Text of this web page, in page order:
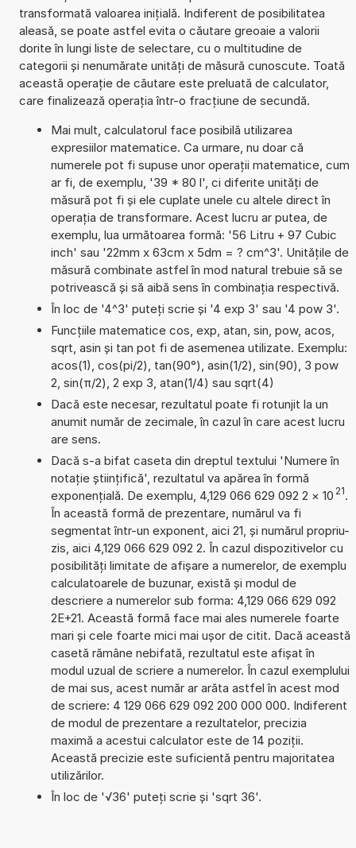
transformată valoarea inițială. Indiferent de posibilitatea
aleasă, se poate astfel evita o căutare greoaie a valorii
dorite în lungi liste de selectare, cu o multitudine de
categorii și nenumărate unități de măsură cunoscute. Toată
această operație de căutare este preluată de calculator,
care finalizează operația într-o fracțiune de secundă.
Mai mult, calculatorul face posibilă utilizarea
expresiilor matematice. Ca urmare, nu doar că
numerele pot fi supuse unor operații matematice, cum
ar fi, de exemplu, '39 * 80 l', ci diferite unități de
măsură pot fi și ele cuplate unele cu altele direct în
operația de transformare. Acest lucru ar putea, de
exemplu, lua următoarea formă: '56 Litru + 97 Cubic
inch' sau '22mm x 63cm x 5dm = ? cm^3'. Unitățile de
măsură combinate astfel în mod natural trebuie să se
potrivească și să aibă sens în combinația respectivă.
În loc de '4^3' puteți scrie și '4 exp 3' sau '4 pow 3'.
Funcțiile matematice cos, exp, atan, sin, pow, acos,
sqrt, asin și tan pot fi de asemenea utilizate. Exemplu:
acos(1), cos(pi/2), tan(90°), asin(1/2), sin(90), 3 pow
2, sin(π/2), 2 exp 3, atan(1/4) sau sqrt(4)
Dacă este necesar, rezultatul poate fi rotunjit la un
anumit număr de zecimale, în cazul în care acest lucru
are sens.
Dacă s-a bifat caseta din dreptul textului 'Numere în
notație științifică', rezultatul va apărea în formă
exponențială. De exemplu, 4,129 066 629 092 2 × 10 21.
În această formă de prezentare, numărul va fi
segmentat într-un exponent, aici 21, și numărul propriu-
zis, aici 4,129 066 629 092 2. În cazul dispozitivelor cu
posibilități limitate de afișare a numerelor, de exemplu
calculatoarele de buzunar, există și modul de
descriere a numerelor sub forma: 4,129 066 629 092
2E+21. Această formă face mai ales numerele foarte
mari și cele foarte mici mai ușor de citit. Dacă această
casetă rămâne nebifată, rezultatul este afișat în
modul uzual de scriere a numerelor. În cazul exemplului
de mai sus, acest număr ar arăta astfel în acest mod
de scriere: 4 129 066 629 092 200 000 000. Indiferent
de modul de prezentare a rezultatelor, precizia
maximă a acestui calculator este de 14 poziții.
Această precizie este suficientă pentru majoritatea
utilizărilor.
În loc de '√36' puteți scrie și 'sqrt 36'.